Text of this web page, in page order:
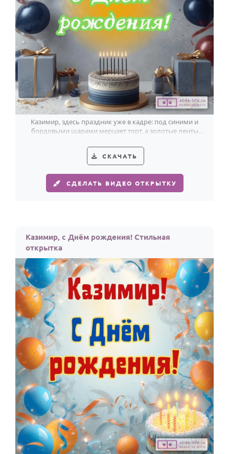
Казимир, здесь праздник уже в кадре: под синими и
бордовыми шарами мерцает торт, а золотые ленты
СКАЧАТЬ
СДЕЛАТЬ ВИДЕО ОТКРЫТКУ
Казимир, с Днём рождения! Стильная
открытка